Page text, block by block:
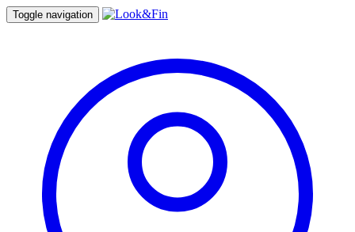
Toggle navigation